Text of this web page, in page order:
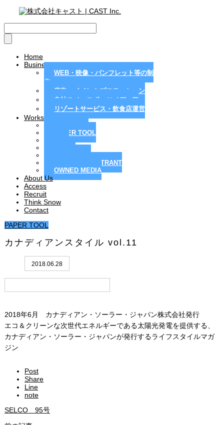
Home
Business
WEB・映像・パンフレット等の制
作
広告・イベントプロモーション
自社スノースポーツメディア
リゾートサービス・飲食店運営
Works
PAPER TOOL
RESORT / RESTRANT
OWNED MEDIA
About Us
Access
Recruit
Think Snow
Contact
PAPER TOOL
カナディアンスタイル vol.11
2018.06.28
2018年6月 カナディアン・ソーラー・ジャパン株式会社発行
エコ＆クリーンな次世代エネルギーである太陽光発電を提供する、
カナディアン・ソーラー・ジャパンが発行するライフスタイルマガ
ジン
Post
Share
Line
note
SELCO 95号